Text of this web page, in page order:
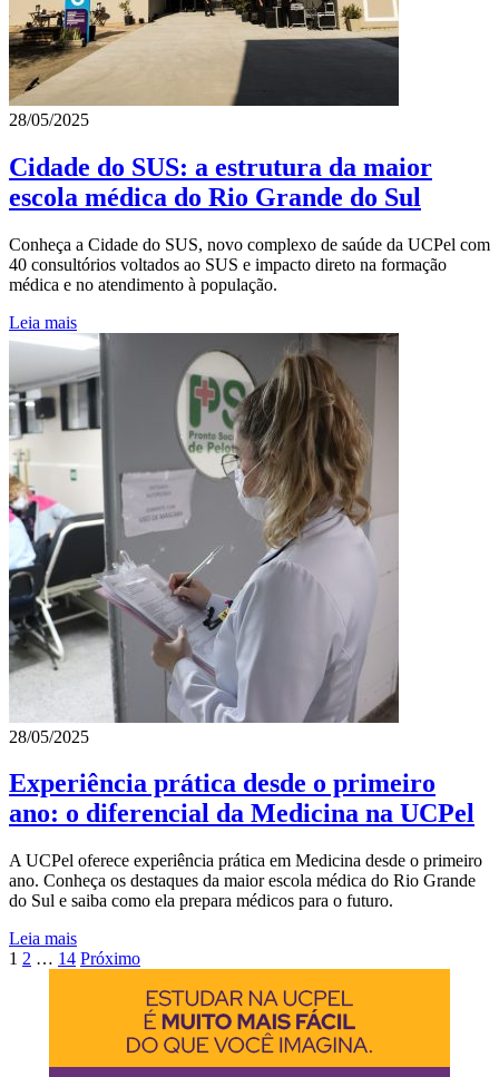
28/05/2025
Cidade do SUS: a estrutura da maior
escola médica do Rio Grande do Sul
Conheça a Cidade do SUS, novo complexo de saúde da UCPel com
40 consultórios voltados ao SUS e impacto direto na formação
médica e no atendimento à população.
Leia mais
28/05/2025
Experiência prática desde o primeiro
ano: o diferencial da Medicina na UCPel
A UCPel oferece experiência prática em Medicina desde o primeiro
ano. Conheça os destaques da maior escola médica do Rio Grande
do Sul e saiba como ela prepara médicos para o futuro.
Leia mais
1 2 … 14 Próximo